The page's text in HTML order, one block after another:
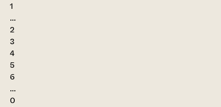
1
...
2
3
4
5
6
...
0